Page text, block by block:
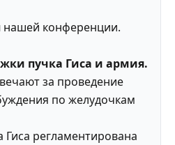
конференции.
пучка Гиса и армия.
за проведение
по желудочкам
Гиса регламентирована